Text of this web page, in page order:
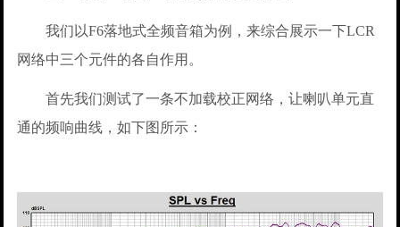
我们以F6落地式全频音箱为例，来综合展示一下LCR
网络中三个元件的各自作用。
首先我们测试了一条不加载校正网络，让喇叭单元直
通的频响曲线，如下图所示：